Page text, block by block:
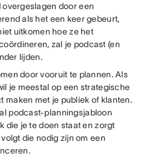
door een
als het een keer gebeurt,
uitkomen hoe ze het
zal je podcast (en
lijden.
door vooruit te plannen. Als
je meestal op een strategische
maken met je publiek of klanten.
podcast-planningsjabloon
die je te doen staat en zorgt
die nodig zijn om een